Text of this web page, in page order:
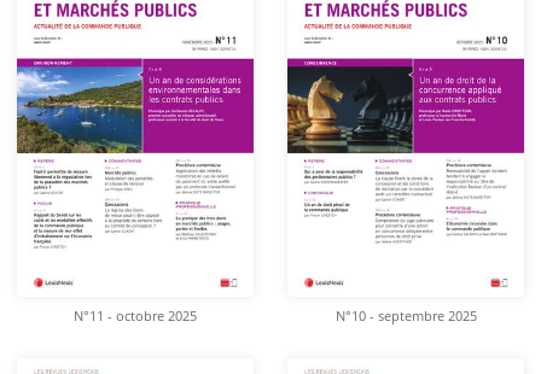
N°11 - octobre 2025 N°10 - septembre 2025